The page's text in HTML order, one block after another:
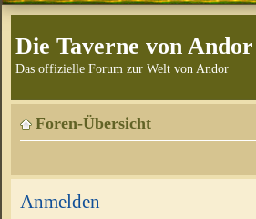
Die Taverne von Andor
Das offizielle Forum zur Welt von Andor
Foren-Übersicht
Anmelden